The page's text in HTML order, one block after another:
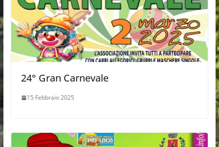
24° Gran Carnevale
15 Febbraio 2025